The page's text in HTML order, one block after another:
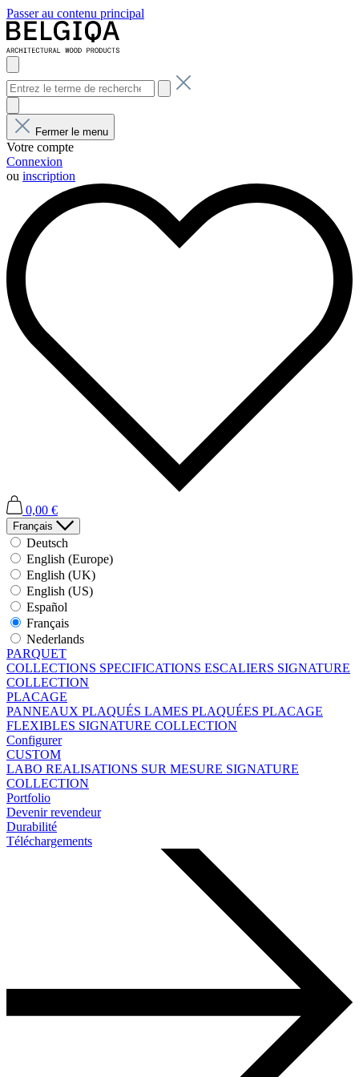
Passer au contenu principal
Fermer le menu
Votre compte
Connexion
ou inscription
0,00 €
Français
Deutsch
English (Europe)
English (UK)
English (US)
Español
Français
Nederlands
PARQUET
COLLECTIONS SPECIFICATIONS ESCALIERS SIGNATURE
COLLECTION
PLACAGE
PANNEAUX PLAQUÉS LAMES PLAQUÉES PLACAGE
FLEXIBLES SIGNATURE COLLECTION
Configurer
CUSTOM
LABO REALISATIONS SUR MESURE SIGNATURE
COLLECTION
Portfolio
Devenir revendeur
Durabilité
Téléchargements